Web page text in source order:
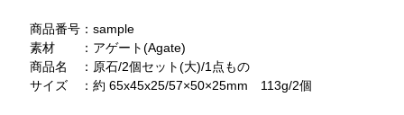
商品番号：sample
素材 ：アゲート(Agate)
商品名 ：原石/2個セット(大)/1点もの
サイズ ：約 65x45x25/57×50×25mm 113g/2個